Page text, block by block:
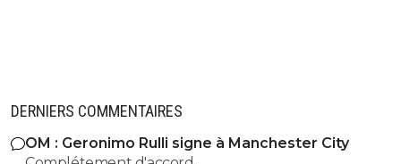
DERNIERS COMMENTAIRES
OM : Geronimo Rulli signe à Manchester City